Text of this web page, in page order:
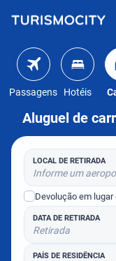
Passagens Hotéis
Aluguel de
LOCAL DE RETIRADA
Informe um
Devolução em
DATA DE RETIRADA
Retirada
PAÍS DE RESIDÊNCIA